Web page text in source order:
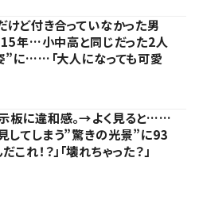
けど付き合っていなかった男
15年…小中高と同じだった2人
”に……「大人になっても可愛
板に違和感。→よく見ると……
してしまう”驚きの光景”に93
これ！？」「壊れちゃった？」